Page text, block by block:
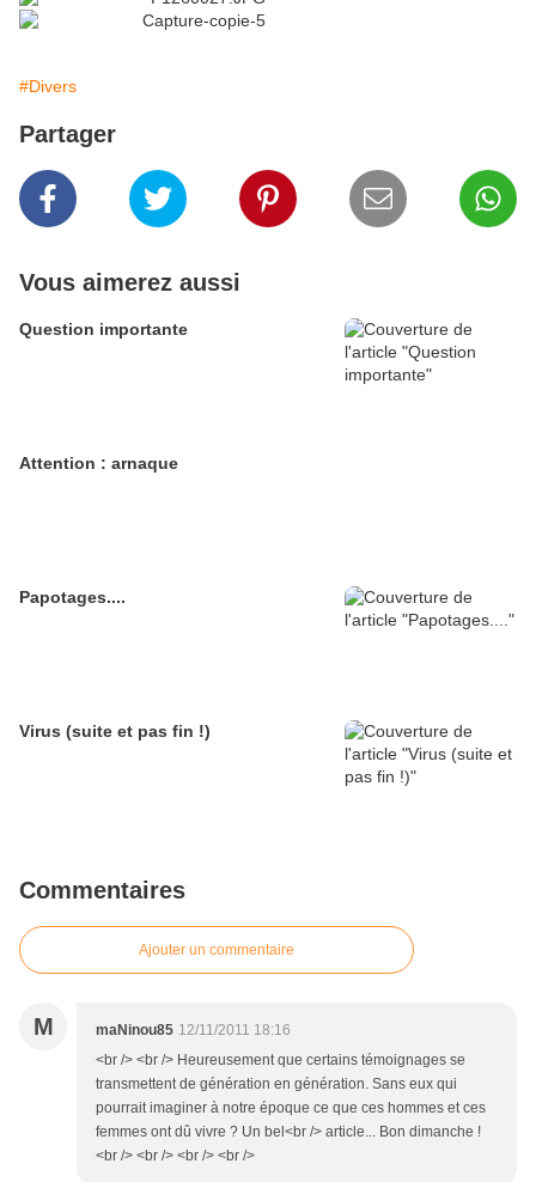
#Divers
Partager
Vous aimerez aussi
Question importante
Attention : arnaque
Papotages....
Virus (suite et pas fin !)
Commentaires
Ajouter un commentaire
M maNinou85 12/11/2011 18:16
<br /> <br /> Heureusement que certains témoignages se
transmettent de génération en génération. Sans eux qui
pourrait imaginer à notre époque ce que ces hommes et ces
femmes ont dû vivre ? Un bel<br /> article... Bon dimanche !
<br /> <br /> <br /> <br />